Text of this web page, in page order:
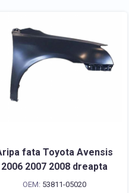
fata Toyota Avensis
2006 2007 2008 dreapta
OEM: 53811-05020